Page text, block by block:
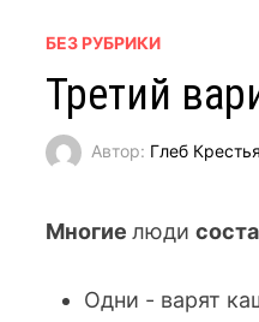
БЕЗ РУБРИКИ
Третий
Автор: Глеб
Многиелюди
Одни - варят